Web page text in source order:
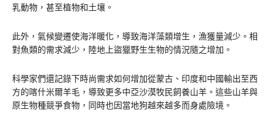
乳動物，甚至植物和土壤。
此外，氣候變遷使海洋暖化，導致海洋藻類增生，漁獲量減少。相
對魚類的需求減少，陸地上盜獵野生生物的情況隨之增加。
科學家們還記錄下時尚需求如何增加從蒙古、印度和中國輸出至西
方的喀什米爾羊毛，導致更多中亞沙漠牧民飼養山羊。這些山羊與
原生物種競爭食物，同時也因當地狗越來越多而身處險境。